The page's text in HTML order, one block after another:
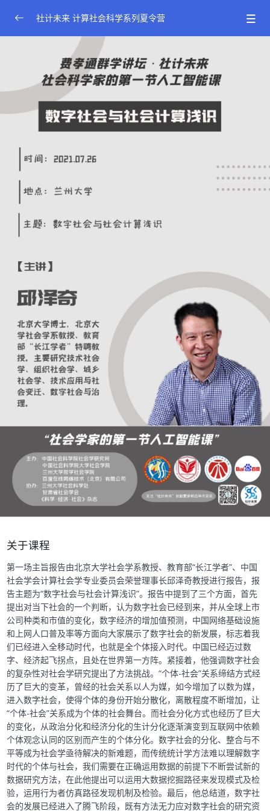
2021年费孝通群学论坛·社计未来师资培训班
邱泽奇 数字社会与社会计算浅识
梁玉成 计算社会学的两大范式
胡安宁 打开树模型的黑
范晓光 计算社会科学导论
龚为纲 自然语言处理——词法分析、文本分析和情感分析
社计未来 计算社会科学系列夏令营
关于课程
第一场主旨报告由北京大学社会学系教授、教育部“长江学者”、中国
社会学会计算社会学专业委员会荣誉理事长邱泽奇教授进行报告，报
告主题为“数字社会与社会计算浅识”。报告中提到了三个方面，首先
提出对当下社会的一个判断，认为数字社会已经到来，并从全球上市
公司种类和市值的变化，数字经济的增加值预测，中国网络基础设施
和上网人口普及率等方面向大家展示了数字社会的新发展，标志着我
们已经进入全移动时代，也就是全个体接入时代。中国已经迈过数
字、经济起飞拐点，且处在世界第一方阵。紧接着，他强调数字社会
的复杂性对社会学研究提出了方法挑战。“个体-社会”关系缔结方式经
历了巨大的变革，曾经的社会关系以人为媒，如今增加了以数为媒，
进入数字社会，使得个体的身份开始分散化，离散程度不断增加，让
“个体-社会”关系成为个体的社会舞台。而社会分化方式也经历了巨大
的变化，从政治分化和经济分化的生计分化逐渐演变到互联网中依赖
个体观念认同的区别而产生的个体分化。数字社会的分化、整合与不
平等成为社会学亟待解决的新难题，而传统统计学方法难以理解数字
时代的个体与社会，我们需要在正确运用数据的前提下不断尝试新的
数据研究方法，在此他提出可以运用大数据挖掘路径来发现模式及检
验，运用行为者仿真路径发现机制及检验。最后，他总结道，数字社
会的发展已经进入了腾飞阶段，既有方法无力应对数字社会的研究资